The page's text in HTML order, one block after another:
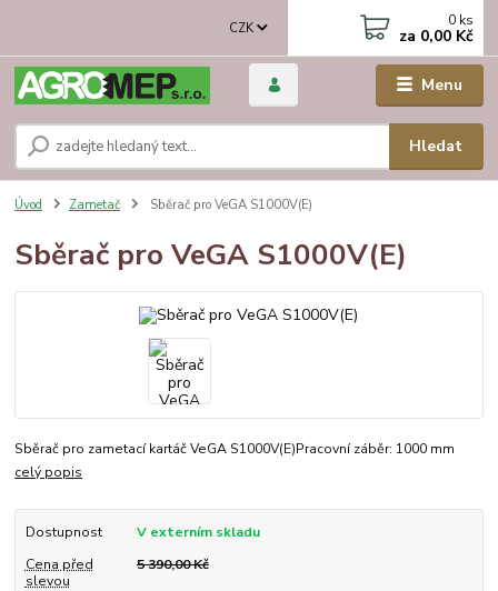
Menu
CZK
Hledat
0 ks
za 0,00 Kč
Úvod Zametač Sběrač pro VeGA S1000V(E)
Sběrač pro VeGA S1000V(E)
Sběrač pro zametací kartáč VeGA S1000V(E)Pracovní záběr: 1000 mm
celý popis
Dostupnost
V externím skladu
Cena před
slevou
5 390,00 Kč